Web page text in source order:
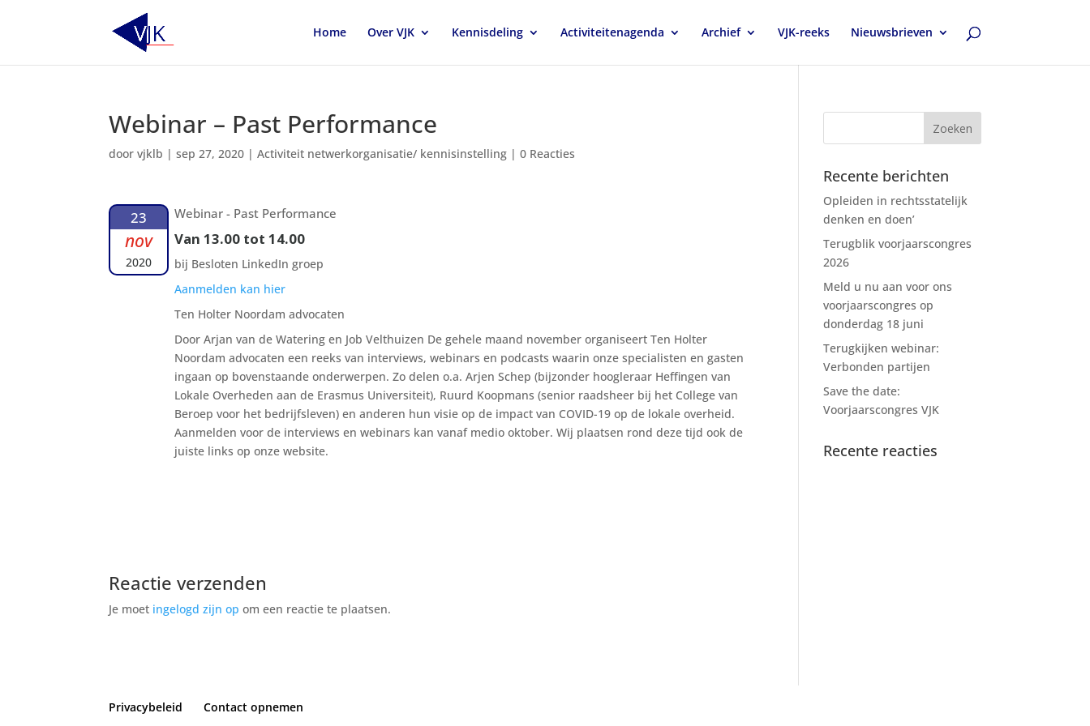
Home Over VJK Kennisdeling Activiteitenagenda Archief VJK-reeks Nieuwsbrieven
Webinar – Past Performance
doorvjklb |sep 27, 2020 |Activiteit netwerkorganisatie/ kennisinstelling |0 Reacties
23
nov
2020
Webinar - Past Performance
Van 13.00 tot 14.00
bij Besloten LinkedIn groep
Aanmelden kan hier
Ten Holter Noordam advocaten
Door Arjan van de Watering en Job Velthuizen De gehele maand november organiseert Ten Holter
Noordam advocaten een reeks van interviews, webinars en podcasts waarin onze specialisten en gasten
ingaan op bovenstaande onderwerpen. Zo delen o.a. Arjen Schep (bijzonder hoogleraar Heffingen van
Lokale Overheden aan de Erasmus Universiteit), Ruurd Koopmans (senior raadsheer bij het College van
Beroep voor het bedrijfsleven) en anderen hun visie op de impact van COVID-19 op de lokale overheid.
Aanmelden voor de interviews en webinars kan vanaf medio oktober. Wij plaatsen rond deze tijd ook de
juiste links op onze website.
Reactie verzenden
Je moet ingelogd zijn op om een reactie te plaatsen.
Recente berichten
Opleiden in rechtsstatelijk
denken en doen’
Terugblik voorjaarscongres
2026
Meld u nu aan voor ons
voorjaarscongres op
donderdag 18 juni
Terugkijken webinar:
Verbonden partijen
Save the date:
Voorjaarscongres VJK
Recente reacties
Privacybeleid Contact opnemen